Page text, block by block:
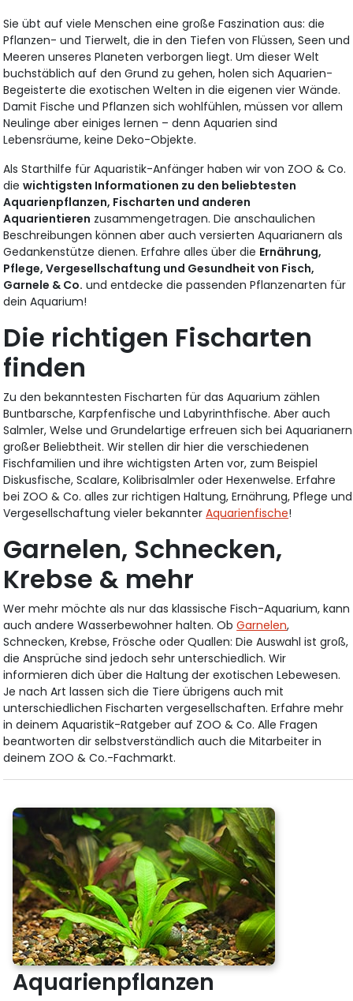
Sie übt auf viele Menschen eine große Faszination aus: die
Pflanzen- und Tierwelt, die in den Tiefen von Flüssen, Seen und
Meeren unseres Planeten verborgen liegt. Um dieser Welt
buchstäblich auf den Grund zu gehen, holen sich Aquarien-
Begeisterte die exotischen Welten in die eigenen vier Wände.
Damit Fische und Pflanzen sich wohlfühlen, müssen vor allem
Neulinge aber einiges lernen – denn Aquarien sind
Lebensräume, keine Deko-Objekte.
Als Starthilfe für Aquaristik-Anfänger haben wir von ZOO & Co.
diewichtigsten Informationen zu den beliebtesten
Aquarienpflanzen, Fischarten und anderen
Aquarientieren zusammengetragen. Die anschaulichen
Beschreibungen können aber auch versierten Aquarianern als
Gedankenstütze dienen. Erfahre alles über die Ernährung,
Pflege, Vergesellschaftung und Gesundheit von Fisch,
Garnele & Co. und entdecke die passenden Pflanzenarten für
dein Aquarium!
Die richtigen Fischarten
finden
Zu den bekanntesten Fischarten für das Aquarium zählen
Buntbarsche, Karpfenfische und Labyrinthfische. Aber auch
Salmler, Welse und Grundelartige erfreuen sich bei Aquarianern
großer Beliebtheit. Wir stellen dir hier die verschiedenen
Fischfamilien und ihre wichtigsten Arten vor, zum Beispiel
Diskusfische, Scalare, Kolibrisalmler oder Hexenwelse. Erfahre
bei ZOO & Co. alles zur richtigen Haltung, Ernährung, Pflege und
Vergesellschaftung vieler bekannterAquarienfische!
Garnelen, Schnecken,
Krebse & mehr
Wer mehr möchte als nur das klassische Fisch-Aquarium, kann
auch andere Wasserbewohner halten. ObGarnelen,
Schnecken, Krebse, Frösche oder Quallen: Die Auswahl ist groß,
die Ansprüche sind jedoch sehr unterschiedlich. Wir
informieren dich über die Haltung der exotischen Lebewesen.
Je nach Art lassen sich die Tiere übrigens auch mit
unterschiedlichen Fischarten vergesellschaften. Erfahre mehr
in deinem Aquaristik-Ratgeber auf ZOO & Co. Alle Fragen
beantworten dir selbstverständlich auch die Mitarbeiter in
deinem ZOO & Co.-Fachmarkt.
Aquarienpflanzen